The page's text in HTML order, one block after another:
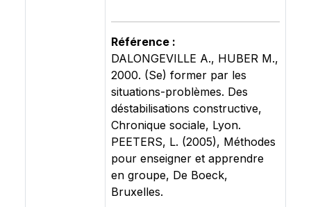
Référence :
DALONGEVILLE A., HUBER M.,
2000. (Se) former par les
situations-problèmes. Des
déstabilisations constructive,
Chronique sociale, Lyon.
PEETERS, L. (2005), Méthodes
pour enseigner et apprendre
en groupe, De Boeck,
Bruxelles.